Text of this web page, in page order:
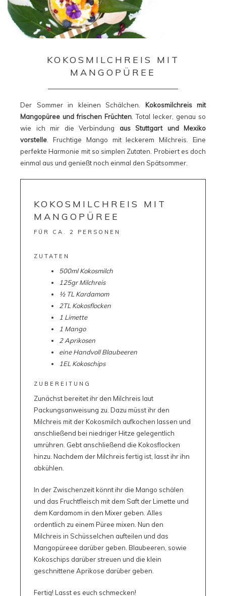
KOKOSMILCHREIS MIT
MANGOPÜREE
Der Sommer in kleinen Schälchen. Kokosmilchreis mit
Mangopüree und frischen Früchten . Total lecker, genau so
wie ich mir die Verbindung aus Stuttgart und Mexiko
vorstelle . Fruchtige Mango mit leckerem Milchreis. Eine
perfekte Harmonie mit so simplen Zutaten. Probiert es doch
einmal aus und genießt noch einmal den Spätsommer.
KOKOSMILCHREIS MIT
MANGOPÜREE
FÜR CA. 2 PERSONEN
ZUTATEN
500ml Kokosmilch
125gr Milchreis
½ TL Kardamom
2TL Kokosflocken
1 Limette
1 Mango
2 Aprikosen
eine Handvoll Blaubeeren
1EL Kokoschips
ZUBEREITUNG
Zunächst bereitet ihr den Milchreis laut
Packungsanweisung zu. Dazu müsst ihr den
Milchreis mit der Kokosmilch aufkochen lassen und
anschließend bei niedriger Hitze gelegentlich
umrühren. Gebt anschließend die Kokosflocken
hinzu. Nachdem der Milchreis fertig ist, lasst ihr ihn
abkühlen.
In der Zwischenzeit könnt ihr die Mango schälen
und das Fruchtfleisch mit dem Saft der Limette und
dem Kardamom in den Mixer geben. Alles
ordentlich zu einem Püree mixen. Nun den
Milchreis in Schüsselchen aufteilen und das
Mangopüreee darüber geben. Blaubeeren, sowie
Kokoschips darüber streuen und die klein
geschnittene Aprikose darüber geben.
Fertig! Lasst es euch schmecken!